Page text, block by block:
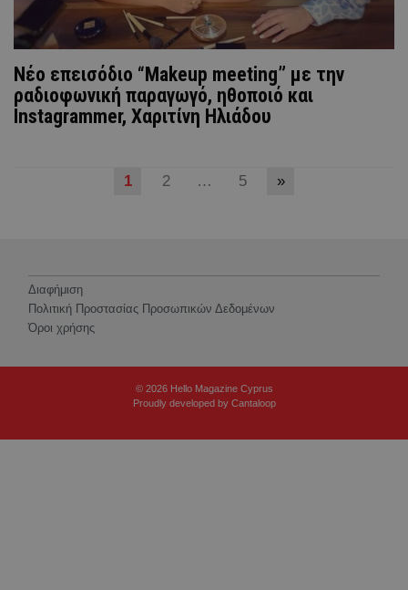
Νέο επεισόδιο “Makeup meeting” με την
ραδιοφωνική παραγωγό, ηθοποιό και
Instagrammer, Χαριτίνη Ηλιάδου
1 2 … 5 »
Διαφήμιση
Πολιτική Προστασίας Προσωπικών Δεδομένων
Όροι χρήσης
© 2026 Hello Magazine Cyprus
Proudly developed by Cantaloop